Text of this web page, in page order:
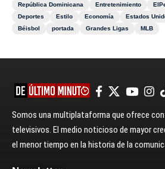
República Dominicana
Entretenimiento
Deportes
Estilo Economía Estados
Béisbol
portada Grandes Ligas MLB
Somos una multiplataforma que ofrece
televisivos. El medio noticioso de mayor
el menor tiempo en la historia de la